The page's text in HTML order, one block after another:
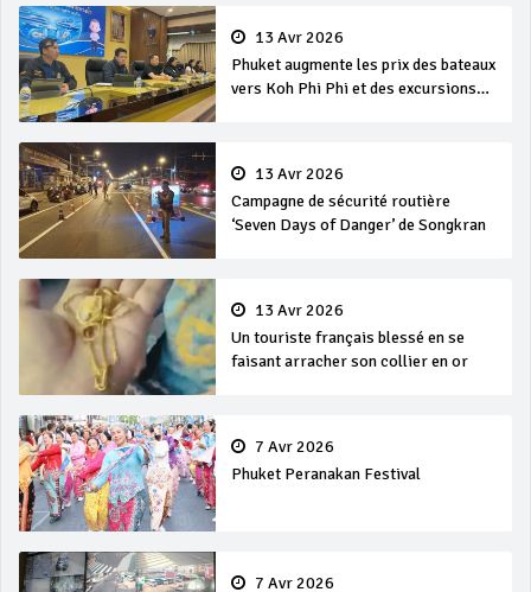
13 Avr 2026
Phuket augmente les prix des bateaux
vers Koh Phi Phi et des excursions
13 Avr 2026
Campagne de sécurité routière
‘Seven Days of Danger’ de Songkran
13 Avr 2026
Un touriste français blessé en se
faisant arracher son collier en or
7 Avr 2026
Phuket Peranakan Festival
7 Avr 2026